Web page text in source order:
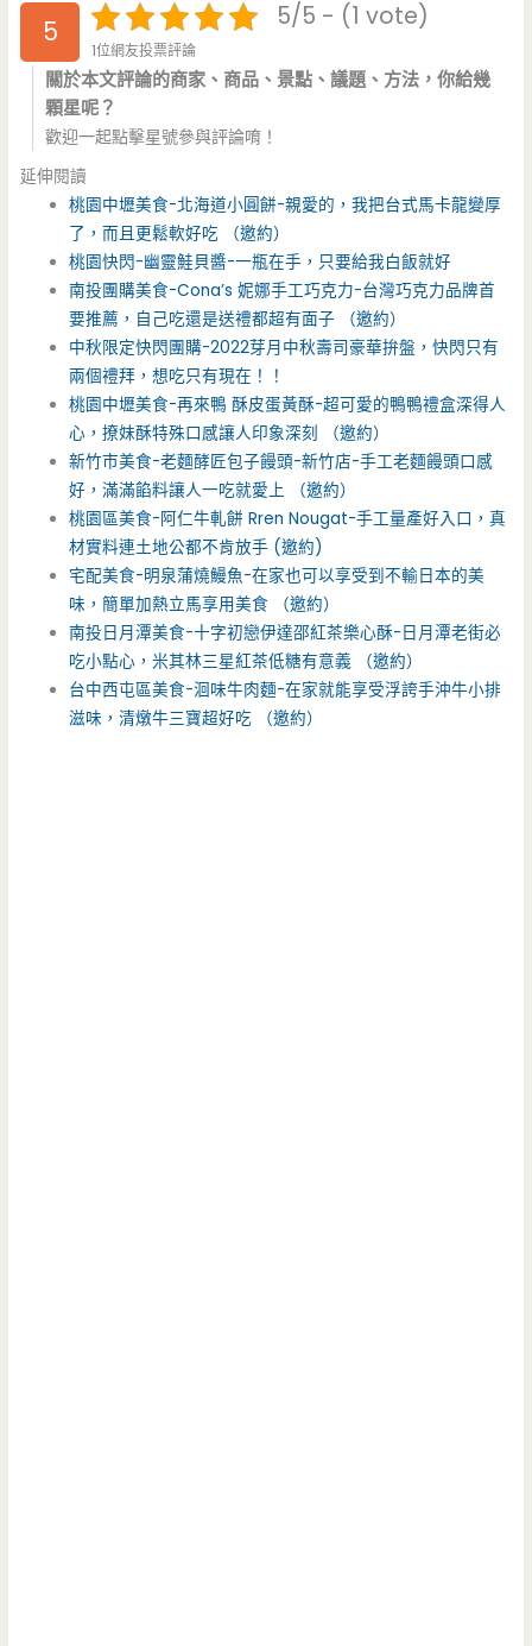
5 5/5 - (1 vote)
1位網友投票評論
關於本文評論的商家、商品、景點、議題、方法，你給幾
顆星呢？
歡迎一起點擊星號參與評論唷！
延伸閱讀
桃園中壢美食-北海道小圓餅-親愛的，我把台式馬卡龍變厚
了，而且更鬆軟好吃 （邀約）
桃園快閃-幽靈鮭貝醬-一瓶在手，只要給我白飯就好
南投團購美食-Cona’s 妮娜手工巧克力-台灣巧克力品牌首
要推薦，自己吃還是送禮都超有面子 （邀約）
中秋限定快閃團購-2022芽月中秋壽司豪華拚盤，快閃只有
兩個禮拜，想吃只有現在！！
桃園中壢美食-再來鴨 酥皮蛋黃酥-超可愛的鴨鴨禮盒深得人
心，撩妹酥特殊口感讓人印象深刻 （邀約）
新竹市美食-老麵酵匠包子饅頭-新竹店-手工老麵饅頭口感
好，滿滿餡料讓人一吃就愛上 （邀約）
桃園區美食-阿仁牛軋餅 Rren Nougat-手工量產好入口，真
材實料連土地公都不肯放手 (邀約)
宅配美食-明泉蒲燒鰻魚-在家也可以享受到不輸日本的美
味，簡單加熱立馬享用美食 （邀約）
南投日月潭美食-十字初戀伊達邵紅茶樂心酥-日月潭老街必
吃小點心，米其林三星紅茶低糖有意義 （邀約）
台中西屯區美食-洄味牛肉麵-在家就能享受浮誇手沖牛小排
滋味，清燉牛三寶超好吃 （邀約）